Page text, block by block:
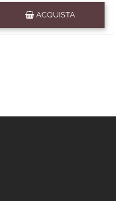
ACQUISTA